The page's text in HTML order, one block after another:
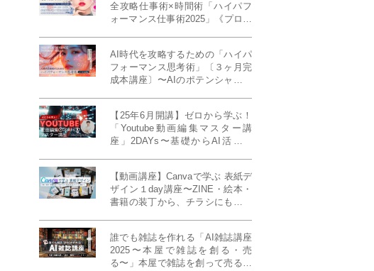
全攻略仕事術×時間術「ハイパフ
ォーマンス仕事術2025」《プロフ
AI時代を攻略するための「ハイパ
フォーマンス思考術」〔３ヶ月完
成本講座〕〜AIのポテンシャルを
【25年6月開講】ゼロから学ぶ！
「Youtube動画編集マスター講
座」2DAYs〜基礎からAI活用ま
【動画講座】Canvaで学ぶ 表紙デ
ザイン１day講座〜ZINE・絵本・
書籍の装丁から、チラシにも活か
誰でも雑誌を作れる「AI雑誌講座
2025〜本屋で雑誌を創る・売
る〜」本屋で雑誌を創って売る！